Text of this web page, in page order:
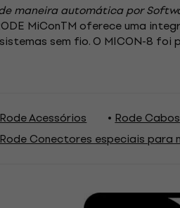
maneira automática por
MiConTM oferece uma
sem fio. O MICON-8
Rode Acessórios
Rode
Rode Conectores especiais para